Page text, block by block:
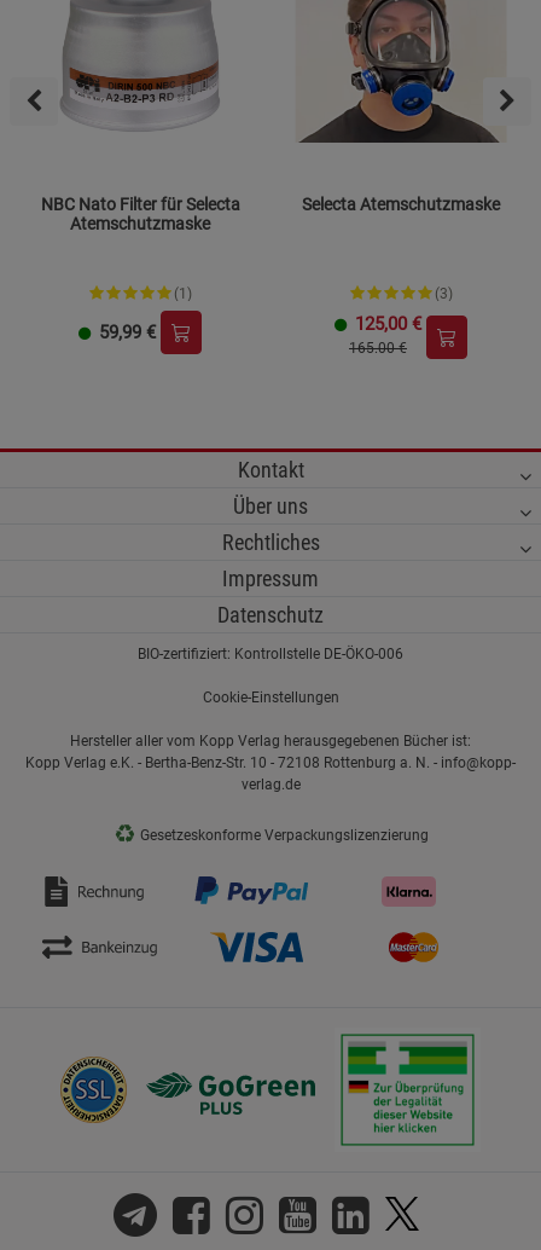
NBC Nato Filter für Selecta
Atemschutzmaske
(1)
59,99 €
Selecta Atemschutzmaske
(3)
125,00 €
165.00 €
Kontakt
Über uns
Rechtliches
Impressum
Datenschutz
BIO-zertifiziert: Kontrollstelle DE-ÖKO-006
Cookie-Einstellungen
Hersteller aller vom Kopp Verlag herausgegebenen Bücher ist:
Kopp Verlag e.K. - Bertha-Benz-Str. 10 - 72108 Rottenburg a. N. - info@kopp-
verlag.de
♻ Gesetzeskonforme Verpackungslizenzierung